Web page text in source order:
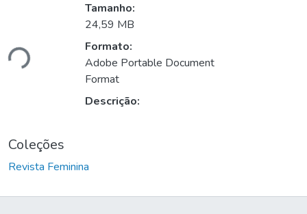
Tamanho:
24,59 MB
Formato:
Adobe Portable Document
Format
Descrição:
Coleções
Revista Feminina